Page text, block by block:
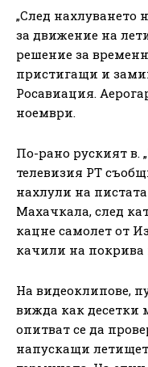
„След нахлуването
за движение на
решение за
пристигащи и
Росавиация.
ноември.
По-рано руският в.
телевизия РТ
нахлули на
Махачкала, след
кацне самолет от
качили на покрива
На видеоклипове,
вижда как десетки
опитват се да
напускащи